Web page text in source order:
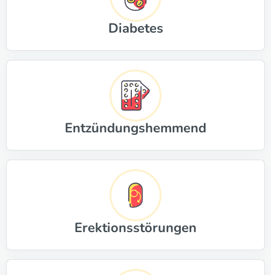
Diabetes
Entzündungshemmend
Erektionsstörungen